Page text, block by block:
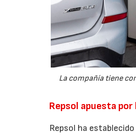
La compañía tiene
Repsol apuesta
Repsol ha